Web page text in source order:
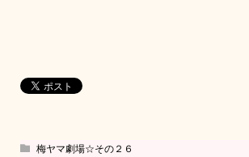
梅ヤマ劇場☆その２６